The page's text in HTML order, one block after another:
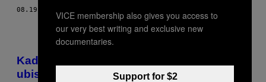
08.19.17
Kad seksualno uznemiravanje dovede do
ubistva, da li je poslodavac odgovoran
VICE membership also gives you access to
our very best writing and exclusive new
documentaries.
Support for $2